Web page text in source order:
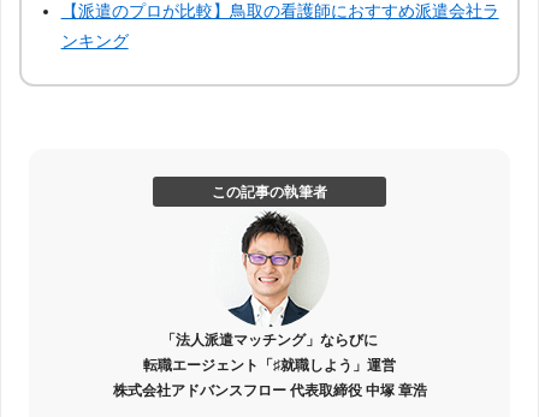
熊本
【派遣のプロが比較】鳥取の看護師におすすめ派遣会社ラ
ンキング
この記事の執筆者
「法人派遣マッチング」ならびに
転職エージェント「♯就職しよう」運営
株式会社アドバンスフロー 代表取締役 中塚 章浩